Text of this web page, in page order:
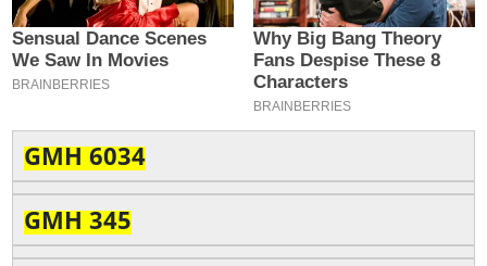
GMH 6034
GMH 345